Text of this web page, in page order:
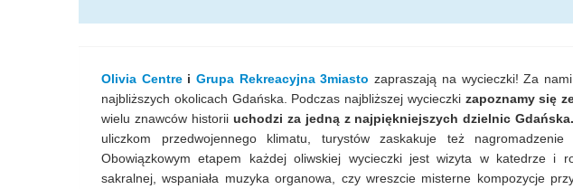
Olivia CentreiGrupa Rekreacyjna 3miasto zapraszają na wycieczki! Za
najbliższych okolicach Gdańska. Podczas najbliższej wycieczki zapoznamy się
wielu znawców historii uchodzi za jedną z najpiękniejszych dzielnic Gdańska.
uliczkom przedwojennego klimatu, turystów zaskakuje też
Obowiązkowym etapem każdej oliwskiej wycieczki jest wizyta w katedrze i
sakralnej, wspaniała muzyka organowa, czy wreszcie misterne kompozycje